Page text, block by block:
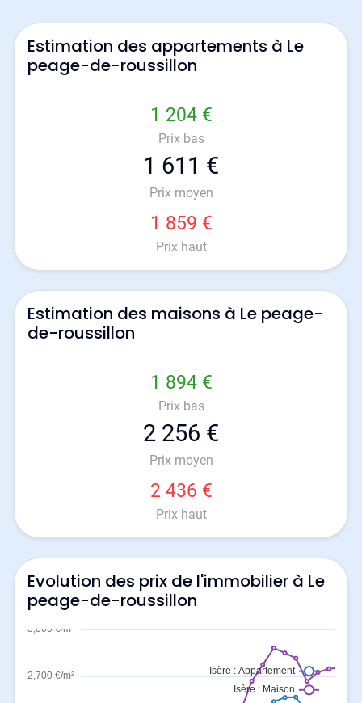
Estimation des appartements à Le
peage-de-roussillon
1 204 €
Prix bas
1 611 €
Prix moyen
1 859 €
Prix haut
Estimation des maisons à Le peage-
de-roussillon
1 894 €
Prix bas
2 256 €
Prix moyen
2 436 €
Prix haut
Evolution des prix de l'immobilier à Le
peage-de-roussillon